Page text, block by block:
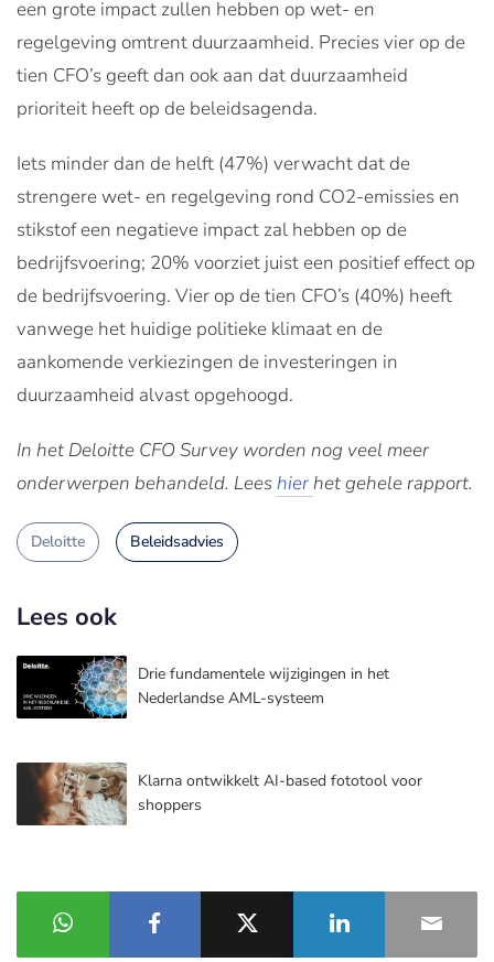
een grote impact zullen hebben op wet- en
regelgeving omtrent duurzaamheid. Precies vier op de
tien CFO’s geeft dan ook aan dat duurzaamheid
prioriteit heeft op de beleidsagenda.
Iets minder dan de helft (47%) verwacht dat de
strengere wet- en regelgeving rond CO2-emissies en
stikstof een negatieve impact zal hebben op de
bedrijfsvoering; 20% voorziet juist een positief effect op
de bedrijfsvoering. Vier op de tien CFO’s (40%) heeft
vanwege het huidige politieke klimaat en de
aankomende verkiezingen de investeringen in
duurzaamheid alvast opgehoogd.
In het Deloitte CFO Survey worden nog veel meer
onderwerpen behandeld. Leeshierhet gehele rapport.
Deloitte Beleidsadvies
Lees ook
Drie fundamentele wijzigingen in het
Nederlandse AML-systeem
Klarna ontwikkelt AI-based fototool voor
shoppers